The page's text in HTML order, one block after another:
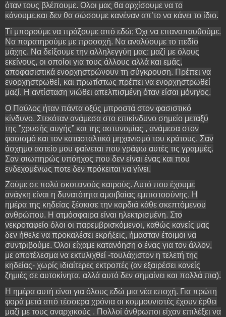
όταν τους βλέπουμε. Ολοι μας θα αρχίσουμε να το
κάνουμε,και δεν θα σώσουμε κανέναν απ’το να κάνει το ίδιο.
Τί μπορούμε να πράξουμε από εδώ; Όχι να επαναπαυθούμε.
Να παρατηρούμε με προσοχή. Να αναλύουμε το πεδίο
μάχης. Να δείξουμε την αλληλεγγύη μας: μαζί με όλους
εκείνους, οι οποίοι για τους άλλους αλλά και εμάς,
αποφασιστικά ενορχηστρώνουν τη σύγκρουση. Πρέπει να
ενορχηστρωθεί, και πρωτίστως πρέπει να ενορχηστρωθεί
μαζί. Η αντίσταση νιώθει απελπισμένη όταν είσαι μόνη/ος.
Ο Παύλος ήταν πάντα οξύς μπροστά στον φασιστικό
κίνδυνο. Στεκόταν ανάμεσα στο επικίνδυνο σημείο μεταξύ
της ”χρυσής αυγής” και της αστυνομίας , ανάμεσα στον
φασισμό και τον κατασταλτικό μηχανισμό του κράτους. Σαν
άσχημο αστείο μου φαίνεται που γράφω αυτές τις γραμμές.
Σαν σιωπηρώς υπόηχος που δεν είναι ένας και που
ενδεχομένως ποτε δεν πρόκειται να γίνει.
Ζούμε σε πολύ σκοτεινούς καιρούς. Αυτό που έχουμε
ανάγκη είναι η δυνατότητα αμοιβαίας εμπιστοσύνης. Η
ημέρα της κηδείας ξέσκισε την καρδιά κάθε σκεπτόμενου
ανθρώπου. Η ατμόσφαιρα είναι ηλεκτρισμένη. Στο
νεκροταφείο όλοι οι παρεμβρισκόμενοι, καθώς κανείς μας
δεν ήθελε να προκαλέσει εκρήξεις, ήμασταν έτοιμοι να
συντριβούμε. Όλοι είχαμε κατανόηση ο ένας για τον άλλον,
με αποτέλεσμα να εκτυλιχθεί -τουλάχιστον η τελετή της
κηδείας- χωρίς ιδιαίτερες εκτροπές (αν εξαιρέσει κανείς
ζημιές σε αυτοκίνητα, αλλά αυτό δεν σημαίνει και πολλά πια).
Η ημέρα αυτή είναι για όλους εδώ μια νέα εποχή. Για πρώτη
φορά μετά από τέσσερα χρόνια οι κομμουνιστές έχουν έρθει
μαζί με τους αναρχικούς . Πολλοί άνθρωποι είχαν επιλέξει να